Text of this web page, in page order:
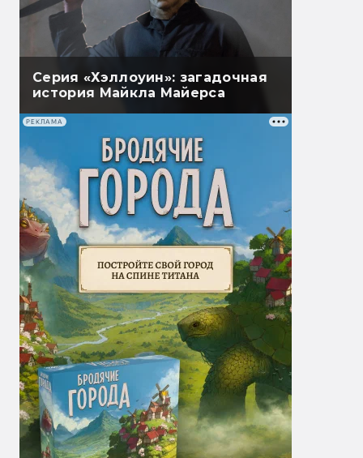
Серия «Хэллоуин»: загадочная
история Майкла Майерса
РЕКЛАМА